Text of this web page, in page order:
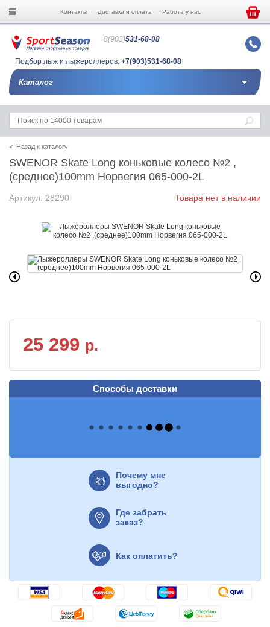
Контакты Доставка и оплата Работа у нас
8(903)531-68-08
Подбор лыж и лыжероллеров: +7(903)531-68-08
Каталог
< Назад к каталогу
SWENOR Skate Long коньковые колесо №2 ,
(среднее)100mm Норвегия 065-000-2L
Артикул: 28290 Товара нет в наличии
25 299 р.
Способы доставки
Почему мне
выгодно?
Где забрать
заказ?
Как оплатить?